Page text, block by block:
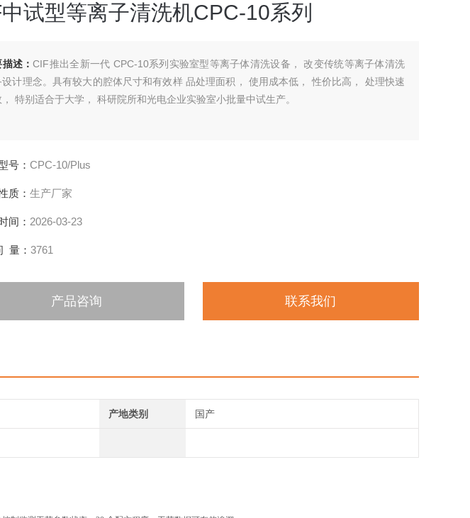
试型等离子清洗机CPC-10系列
描述：CIF推出全新一代 CPC-10系列实验室型等离子体清洗设备， 改变传统等离子体清洗
设计理念。具有较大的腔体尺寸和有效样 品处理面积， 使用成本低， 性价比高， 处理快速
， 特别适合于大学， 科研院所和光电企业实验室小批量中试生产。
号： CPC-10/Plus
质： 生产厂家
间： 2026-03-23
量： 3761
产品咨询 联系我们
产地类别 国产